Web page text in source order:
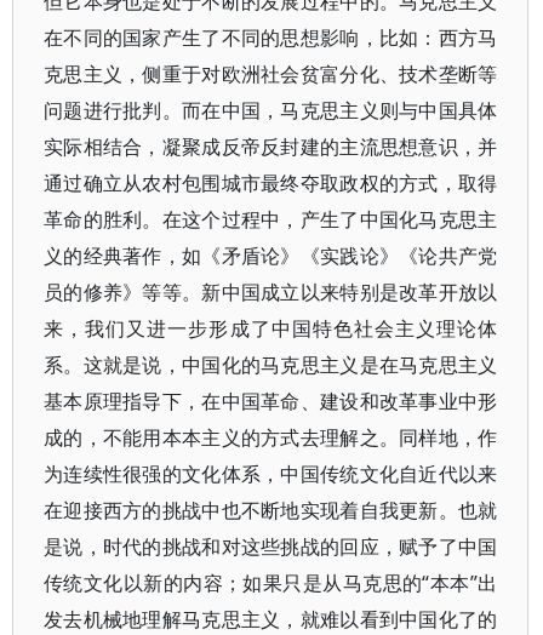
在不同的国家产生了不同的思想影响，比如：西方马
克思主义，侧重于对欧洲社会贫富分化、技术垄断等
问题进行批判。而在中国，马克思主义则与中国具体
实际相结合，凝聚成反帝反封建的主流思想意识，并
通过确立从农村包围城市最终夺取政权的方式，取得
革命的胜利。在这个过程中，产生了中国化马克思主
义的经典著作，如《矛盾论》《实践论》《论共产党
员的修养》等等。新中国成立以来特别是改革开放以
来，我们又进一步形成了中国特色社会主义理论体
系。这就是说，中国化的马克思主义是在马克思主义
基本原理指导下，在中国革命、建设和改革事业中形
成的，不能用本本主义的方式去理解之。同样地，作
为连续性很强的文化体系，中国传统文化自近代以来
在迎接西方的挑战中也不断地实现着自我更新。也就
是说，时代的挑战和对这些挑战的回应，赋予了中国
传统文化以新的内容；如果只是从马克思的“本本”出
发去机械地理解马克思主义，就难以看到中国化了的